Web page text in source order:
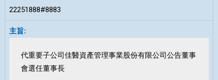
22251888#8883
代重要子公司佳醫資產管理事業股份有限公司公告董事
會選任董事長